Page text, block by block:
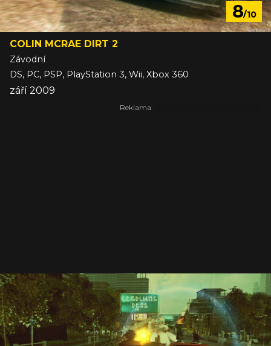
8/10
COLIN MCRAE DIRT 2
Závodní
DS, PC, PSP, PlayStation 3, Wii, Xbox 360
září 2009